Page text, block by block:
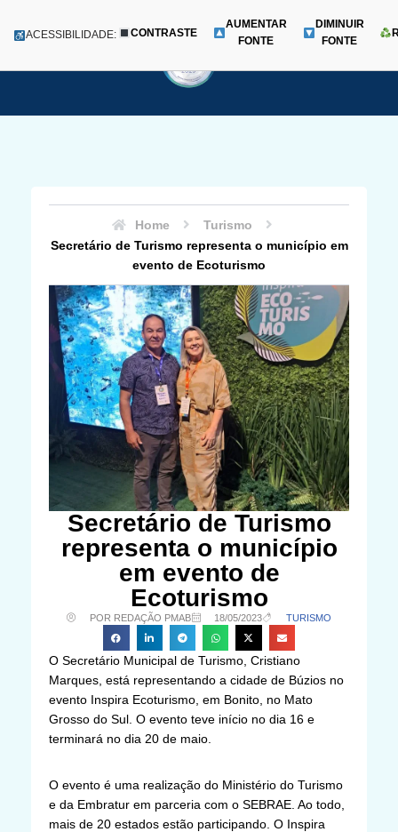
para
Menu
ACESSIBILIDADE: CONTRASTE
AUMENTAR
FONTE
DIMINUIR
FONTE
Home
Turismo
Secretário de Turismo representa o município em
evento de Ecoturismo
Secretário de Turismo
representa o município
em evento de
Ecoturismo
POR REDAÇÃO PMAB 18/05/2023 TURISMO
O Secretário Municipal de Turismo, Cristiano
Marques, está representando a cidade de Búzios no
evento Inspira Ecoturismo, em Bonito, no Mato
Grosso do Sul. O evento teve início no dia 16 e
terminará no dia 20 de maio.
O evento é uma realização do Ministério do Turismo
e da Embratur em parceria com o SEBRAE. Ao todo,
mais de 20 estados estão participando. O Inspira